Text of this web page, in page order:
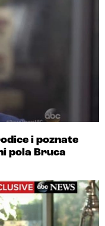
i poznate
pola Bruca